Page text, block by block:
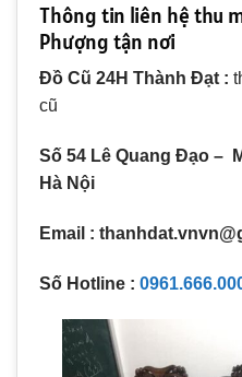
Thông tin liên hệ thu
Phượng tận nơi
Đồ Cũ 24H Thành Đạt :
cũ
Số 54 Lê Quang Đạo –
Hà Nội
Email :
Số Hotline :